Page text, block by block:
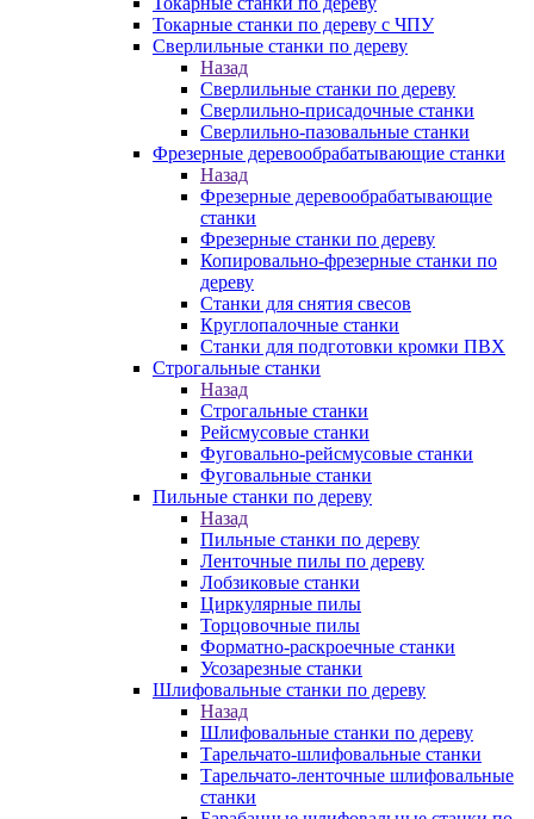
Токарные станки по дереву с ЧПУ
Сверлильные станки по дереву
Назад
Сверлильные станки по дереву
Сверлильно-присадочные станки
Сверлильно-пазовальные станки
Фрезерные деревообрабатывающие станки
Назад
Фрезерные деревообрабатывающие
станки
Фрезерные станки по дереву
Копировально-фрезерные станки по
дереву
Станки для снятия свесов
Круглопалочные станки
Станки для подготовки кромки ПВХ
Строгальные станки
Назад
Строгальные станки
Рейсмусовые станки
Фуговально-рейсмусовые станки
Фуговальные станки
Пильные станки по дереву
Назад
Пильные станки по дереву
Ленточные пилы по дереву
Лобзиковые станки
Циркулярные пилы
Торцовочные пилы
Форматно-раскроечные станки
Усозарезные станки
Шлифовальные станки по дереву
Назад
Шлифовальные станки по дереву
Тарельчато-шлифовальные станки
Тарельчато-ленточные шлифовальные
станки